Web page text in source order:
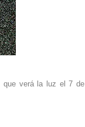
verá la luz el 7 de